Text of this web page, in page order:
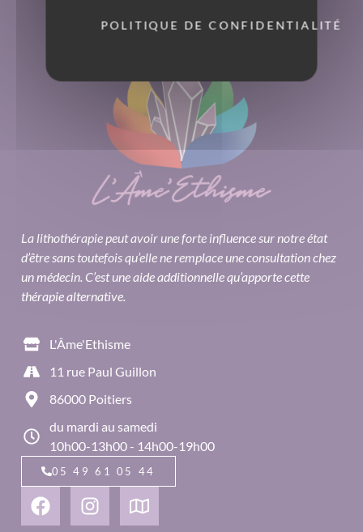
La lithothérapie peut avoir une forte influence sur notre état
d’être sans toutefois qu’elle ne remplace une consultation chez
un médecin. C’est une aide additionnelle qu’apporte cette
thérapie alternative.
L'Âme'Ethisme
11 rue Paul Guillon
86000 Poitiers
du mardi au samedi
10h00-13h00 - 14h00-19h00
05 49 61 05 44
POLITIQUE DE CONFIDENTIALITÉ